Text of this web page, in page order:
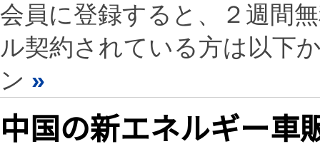
会員に登録すると、２週間
ル契約されている方は以下
ン »
中国の新エネルギー車